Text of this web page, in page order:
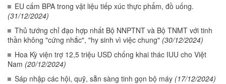
EU cấm BPA trong vật liệu tiếp xúc thực phẩm, đồ uống.
(31/12/2024)
Thủ tướng chỉ đạo hợp nhất Bộ NNPTNT và Bộ TNMT với tinh
thần không "cứng nhắc", "hy sinh vì việc chung" (30/12/2024)
Hoa Kỳ viện trợ 12,5 triệu USD chống khai thác IUU cho Việt
Nam (20/12/2024)
Sáp nhập các hội, quỹ, sẵn sàng tinh gọn bộ máy (17/12/2024)